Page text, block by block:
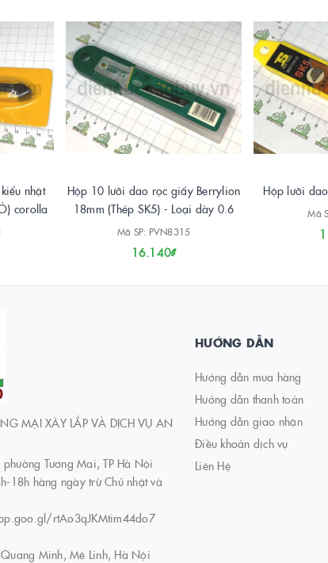
nhật
corolla
Hộp 10 lưỡi dao rọc giấy Berrylion
18mm (Thép SK5) - Loại dày 0.6
Mã SP: PVN8315
16.140₫
Hộp lưỡi
Mã
MẠI XÂY LẮP VÀ DỊCH VỤ AN
Tương Mai, TP Hà Nội
18h hàng ngày trừ Chủ nhật và
rtAo3qJKMtim44do7
Minh, Mê Linh, Hà Nội
HƯỚNG DẪN
Hướng dẫn mua hàng
Hướng dẫn thanh toán
Hướng dẫn giao nhận
Điều khoản dịch vụ
Liên Hệ